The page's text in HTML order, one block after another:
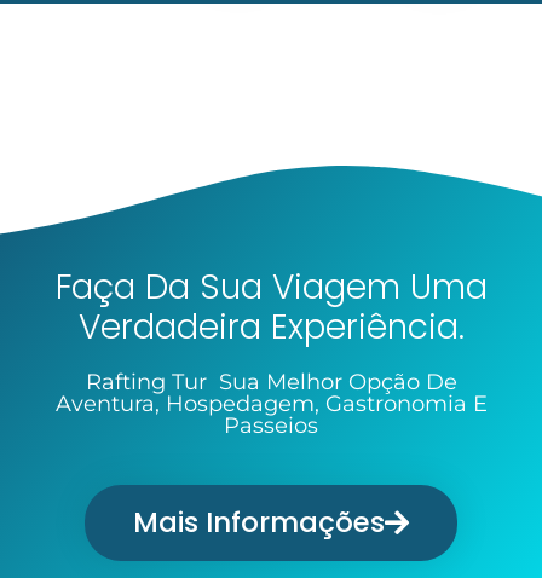
Faça Da Sua Viagem Uma
Verdadeira Experiência.
Rafting Tur Sua Melhor Opção De
Aventura, Hospedagem, Gastronomia E
Passeios
Mais Informações